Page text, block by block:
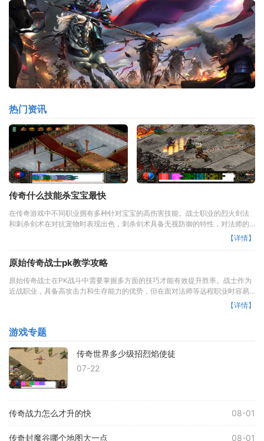
热门资讯
传奇什么技能杀宝宝最快
在传奇游戏中不同职业拥有多种针对宝宝的高伤害技能。战士职业的烈火剑法
和刺杀剑术在对抗宠物时表现出色，刺杀剑术具备无视防御的特性，对法师的
【详情】
原始传奇战士pk教学攻略
原始传奇战士在PK战斗中需要掌握多方面的技巧才能有效提升胜率。战士作为
近战职业，具备高攻击力和生存能力的优势，但在面对法师等远程职业时容易
【详情】
游戏专题
传奇世界多少级招烈焰使徒
07-22
传奇战力怎么才升的快 08-01
传奇封魔谷哪个地图大一点 08-01